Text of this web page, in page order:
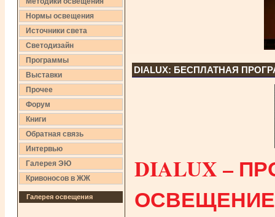
Нормы освещения
Источники света
Светодизайн
Программы
Выставки
Прочее
Форум
Книги
Обратная связь
Интервью
Галерея ЭЮ
Кривоносов в ЖЖ
Галерея освещения
DIALUX: БЕСПЛАТНАЯ
DIALUX –